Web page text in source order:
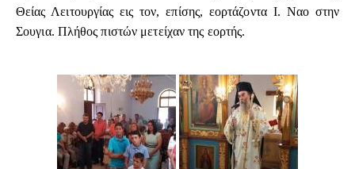
Θείας Λειτουργίας εις τον, επίσης, εορτάζοντα Ι. Ναο στην
Σουγια. Πλήθος πιστών μετείχαν της εορτής.